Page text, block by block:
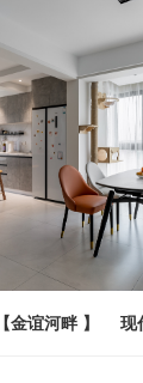
【金谊河畔 】 现